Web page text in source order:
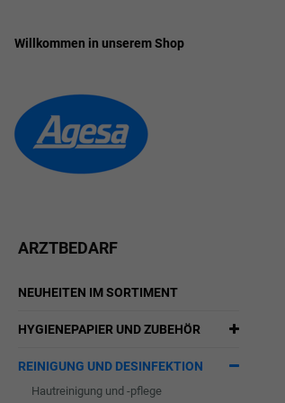
Zum
Willkommen in unserem Shop
ARZTBEDARF
NEUHEITEN IM SORTIMENT
HYGIENEPAPIER UND ZUBEHÖR
REINIGUNG UND DESINFEKTION
Hautreinigung und -pflege